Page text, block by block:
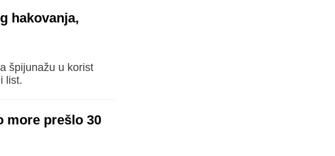
hakovanja,
špijunažu u korist
list.
more prešlo 30